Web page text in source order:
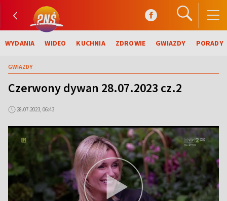
WYDANIA WIDEO KUCHNIA ZDROWIE GWIAZDY PORADY
GWIAZDY
Czerwony dywan 28.07.2023 cz.2
28.07.2023, 06:43